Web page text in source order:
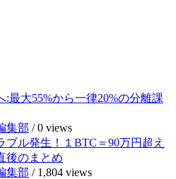
最大55%から一律20%の分離課
集部 /0 views
ブル発生！１BTC＝90万円超え
後のまとめ
集部 / 1,804 views